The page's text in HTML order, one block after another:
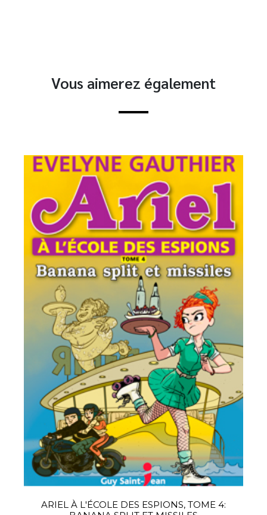
Vous aimerez également
ARIEL À L'ÉCOLE DES ESPIONS, TOME 4: